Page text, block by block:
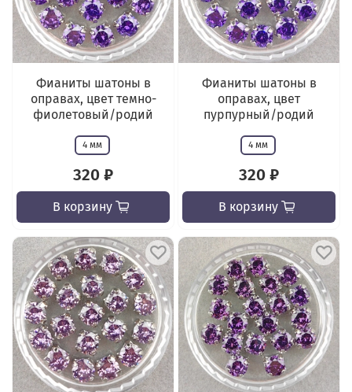
Фианиты шатоны в
оправах, цвет темно-
фиолетовый/родий
4 мм
320 ₽
В корзину
Фианиты шатоны в
оправах, цвет
пурпурный/родий
4 мм
320 ₽
В корзину